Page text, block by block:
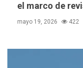
el marco de
mayo 19, 2026 422